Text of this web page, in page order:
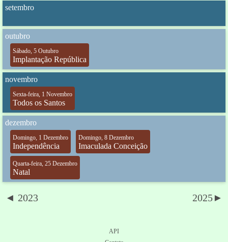
setembro
outubro
Sábado, 5 Outubro
Implantação República
novembro
Sexta-feira, 1 Novembro
Todos os Santos
dezembro
Domingo, 1 Dezembro
Independência
Domingo, 8 Dezembro
Imaculada Conceição
Quarta-feira, 25 Dezembro
Natal
◄ 2023 2025►
API